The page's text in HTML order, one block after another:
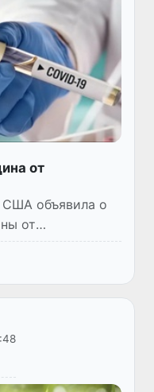
от
США объявила о
от
с
в организм
из Мед...